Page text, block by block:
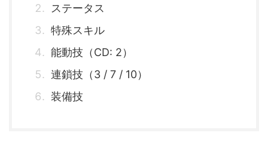
ステータス
特殊スキル
能動技（CD: 2）
連鎖技（3 / 7 / 10）
装備技